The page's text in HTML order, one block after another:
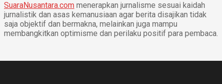
SuaraNusantara.com menerapkan jurnalisme sesuai kaidah
jurnalistik dan asas kemanusiaan agar berita disajikan tidak
saja objektif dan bermakna, melainkan juga mampu
membangkitkan optimisme dan perilaku positif para pembaca.